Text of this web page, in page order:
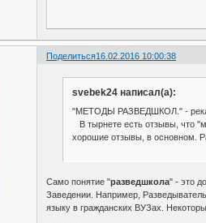
Поделиться16.02.2016 10:00:38
svebek24 написал(а):
"МЕТОДЫ РАЗВЕДШКОЛ." -
В тырнете есть отзывы, что
хорошие отзывы, в основном.
Само понятие "разведшкола" - это
Заведении. Например,
языку в гражданских ВУЗах.